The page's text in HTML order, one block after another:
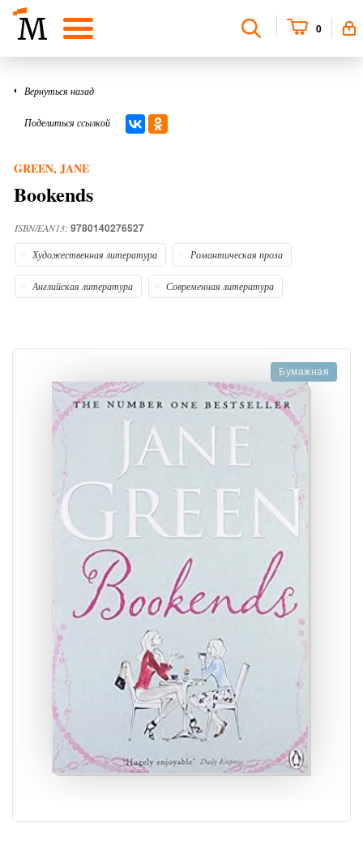
0
Вернуться назад
Поделиться ссылкой
GREEN, JANE
Bookends
ISBN/EAN13: 9780140276527
Художественная литература Романтическая проза
Английская литература Современная литература
Бумажная